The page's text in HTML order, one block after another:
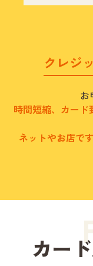
クレジ
お
時間短縮、カード
ネットやお店で
カー